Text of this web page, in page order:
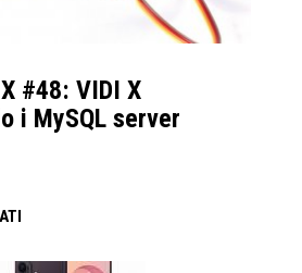
izniman kontrast i
odličan prikaz boja.
#48: VIDI X
i MySQL server